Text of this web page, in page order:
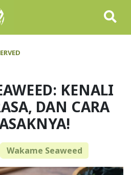
KENALI
DAN CARA
Wakame Seaweed